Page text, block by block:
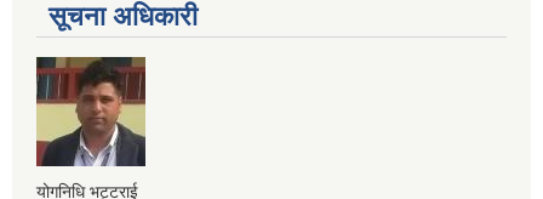
सूचना अधिकारी
योगनिधि भट्टराई